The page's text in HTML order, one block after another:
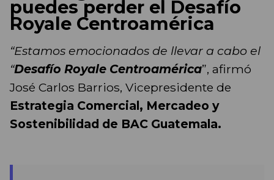
puedes perder el Desafío
Royale Centroamérica
“Estamos emocionados de llevar a cabo el
“Desafío Royale Centroamérica”, afirmó
José Carlos Barrios, Vicepresidente de
Estrategia Comercial, Mercadeo y
Sostenibilidad de BAC Guatemala.